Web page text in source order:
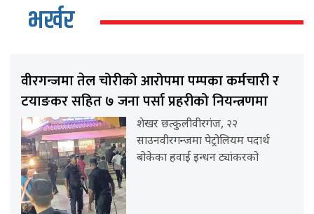
भर्खर
वीरगन्जमा तेल चोरीको आरोपमा पम्पका कर्मचारी र
टयाङकर सहित ७ जना पर्सा प्रहरीको नियन्त्रणमा
शेखर छत्कुलीवीरगंज, २२
साउनवीरगन्जमा पेट्रोलियम पदार्थ
बोकेका हवाई इन्धन ट्यांकरको